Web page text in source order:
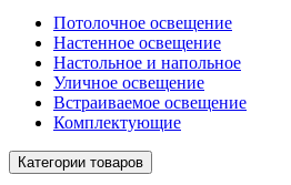
Потолочное освещение
Настенное освещение
Настольное и напольное
Уличное освещение
Встраиваемое освещение
Комплектующие
Категории товаров